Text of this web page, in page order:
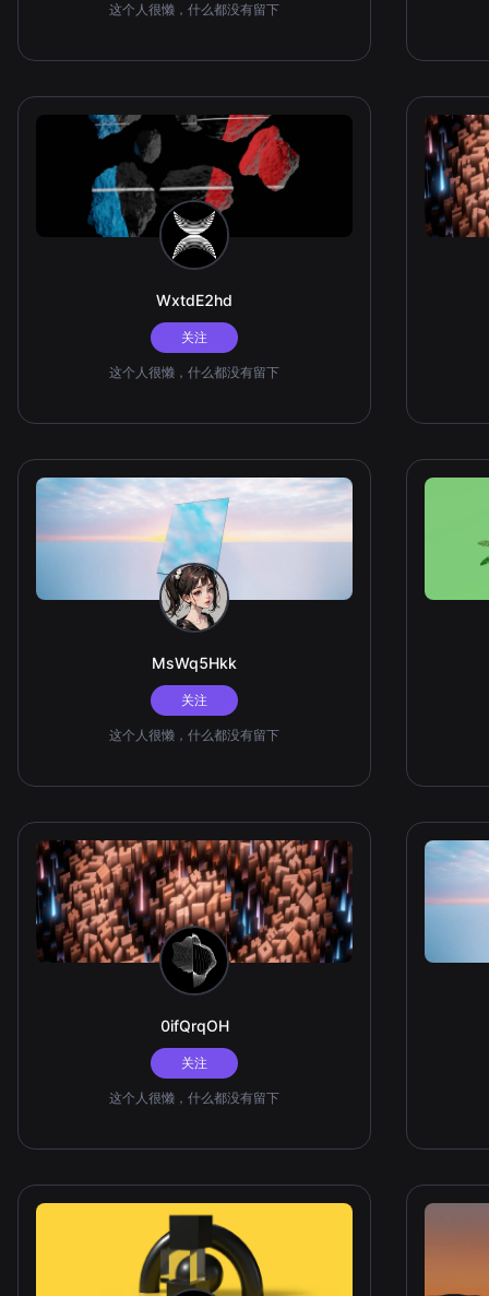
这个人很懒，什么都没有留下
WxtdE2hd
关注
这个人很懒，什么都没有留下
MsWq5Hkk
关注
这个人很懒，什么都没有留下
0ifQrqOH
关注
这个人很懒，什么都没有留下